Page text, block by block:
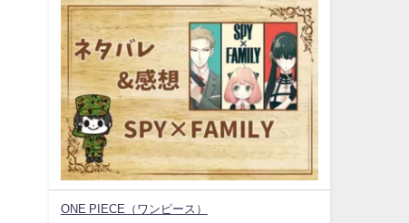
ONE PIECE（ワンピース）